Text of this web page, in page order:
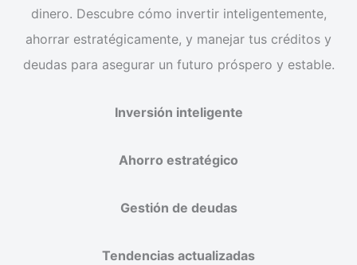
dinero. Descubre cómo invertir inteligentemente,
ahorrar estratégicamente, y manejar tus créditos y
deudas para asegurar un futuro próspero y estable.
Inversión inteligente
Ahorro estratégico
Gestión de deudas
Tendencias actualizadas